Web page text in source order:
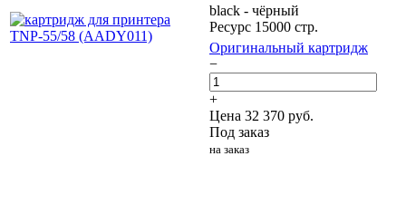
black - чёрный
Ресурс 15000 стр.
Оригинальный картридж
−
+
Цена 32 370 руб.
Под заказ
на заказ